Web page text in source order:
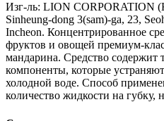
Изг-ль: LION CORPORATION
Sinheung-dong 3(sam)-ga, 23,
Incheon. Концентрированное
фруктов и овощей премиум-
мандарина. Средство содержит
компоненты, которые
холодной воде. Способ
количество жидкости на губку,